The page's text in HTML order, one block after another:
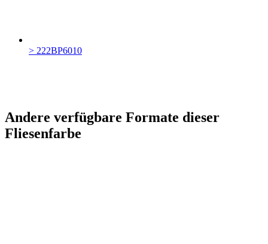
> 222BP6010
Andere verfügbare Formate dieser
Fliesenfarbe